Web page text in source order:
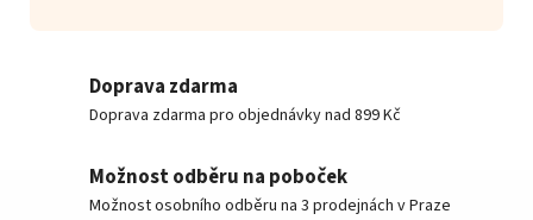
Doprava zdarma
Doprava zdarma pro objednávky nad 899 Kč
Možnost odběru na poboček
Možnost osobního odběru na 3 prodejnách v Praze